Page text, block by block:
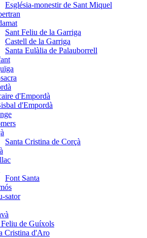
Església-monestir de Sant Miquel
Sant Feliu de la Garriga
Castell de la Garriga
Santa Eulàlia de Palauborrell
d'Empordà
d'Empordà
Santa Cristina de Corçà
Font Santa
sator
Feliu de Guíxols
Cristina d'Aro